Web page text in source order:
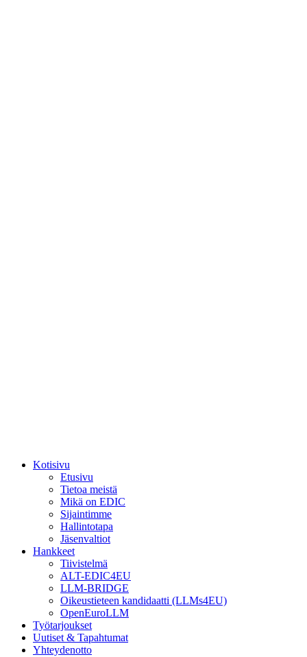
Kotisivu
Etusivu
Tietoa meistä
Mikä on EDIC
Sijaintimme
Hallintotapa
Jäsenvaltiot
Hankkeet
Tiivistelmä
ALT-EDIC4EU
LLM-BRIDGE
Oikeustieteen kandidaatti (LLMs4EU)
OpenEuroLLM
Työtarjoukset
Uutiset & Tapahtumat
Yhteydenotto